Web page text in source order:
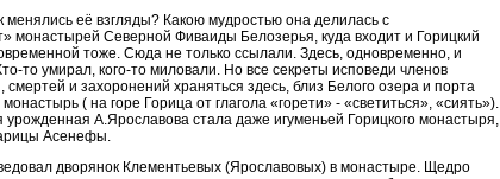
её взгляды? Какою мудростью она делилась с
монастырей Северной Фиваиды Белозерья, куда входит и Горицкий
тоже. Сюда не только ссылали. Здесь, одновременно, и
то умирал, кого-то миловали. Но все секреты исповеди членов
и захоронений храняться здесь, близ Белого озера и порта
( на горе Горица от глагола «горети» - «светиться», «сиять»).
А.Ярославова стала даже игуменьей Горицкого монастыря,
Асенефы.
дворянок Клементьевых (Ярославовых) в монастыре. Щедро